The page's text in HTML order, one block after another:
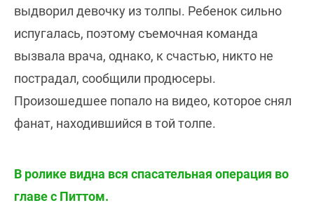
выдворил девочку из толпы. Ребенок сильно
испугалась, поэтому съемочная команда
вызвала врача, однако, к счастью, никто не
пострадал, сообщили продюсеры.
Произошедшее попало на видео, которое снял
фанат, находившийся в той толпе.
В ролике видна вся спасательная операция во
главе с Питтом.